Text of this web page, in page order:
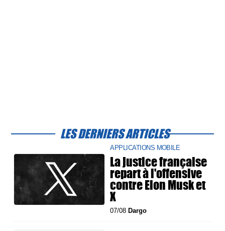
LES DERNIERS ARTICLES
APPLICATIONS MOBILE
La justice française
repart à l'offensive
contre Elon Musk et
X
07/08 Dargo